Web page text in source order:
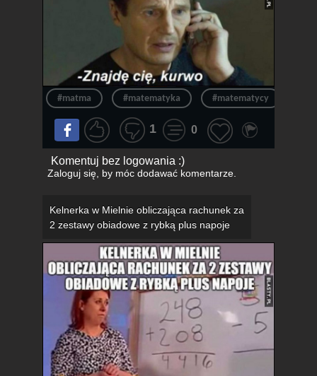
#matma #matematyka #matematycy
1 0
Komentuj bez logowania :)
Zaloguj się, by móc dodawać komentarze.
Kelnerka w Mielnie obliczająca rachunek za
2 zestawy obiadowe z rybką plus napoje